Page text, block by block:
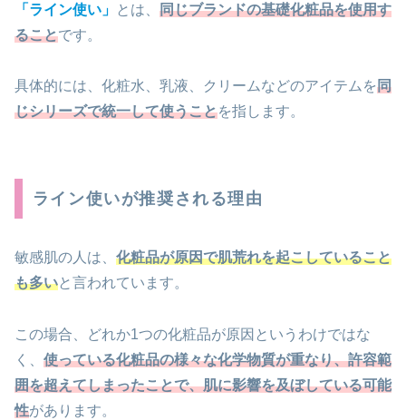
「ライン使い」 とは、 同じブランドの基礎化粧品を使用す
ることです。
具体的には、化粧水、乳液、クリームなどのアイテムを同
じシリーズで統一して使うことを指します。
ライン使いが推奨される理由
敏感肌の人は、 化粧品が原因で肌荒れを起こしていること
も多いと言われています。
この場合、どれか1つの化粧品が原因というわけではな
く、 使っている化粧品の様々な化学物質が重なり、許容範
囲を超えてしまったことで、肌に影響を及ぼしている可能
性があります。